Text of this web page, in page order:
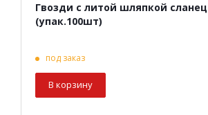
Гвозди с литой шляпкой сланец
(упак.100шт)
под заказ
В корзину